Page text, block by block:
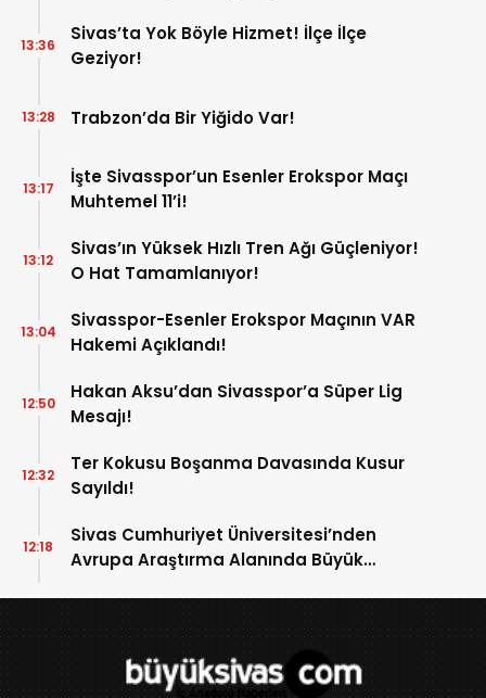
Sivas’ta Yok Böyle Hizmet! İlçe İlçe
Geziyor!
13:36
Trabzon’da Bir Yiğido Var!
13:28
İşte Sivasspor’un Esenler Erokspor Maçı
Muhtemel 11’i!
13:17
Sivas’ın Yüksek Hızlı Tren Ağı Güçleniyor!
O Hat Tamamlanıyor!
13:12
Sivasspor-Esenler Erokspor Maçının VAR
Hakemi Açıklandı!
13:04
Hakan Aksu’dan Sivasspor’a Süper Lig
Mesajı!
12:50
Ter Kokusu Boşanma Davasında Kusur
Sayıldı!
12:32
Sivas Cumhuriyet Üniversitesi’nden
Avrupa Araştırma Alanında Büyük
12:18